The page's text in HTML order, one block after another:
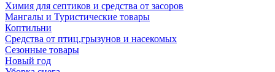
Химия для септиков и средства от засоров
Мангалы и Туристические товары
Коптильни
Средства от птиц,грызунов и насекомых
Сезонные товары
Новый год